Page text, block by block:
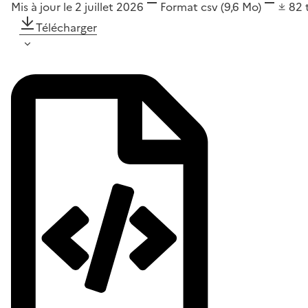
Mis à jour le 2 juillet 2026 Format csv(9,6 Mo) 82
Télécharger